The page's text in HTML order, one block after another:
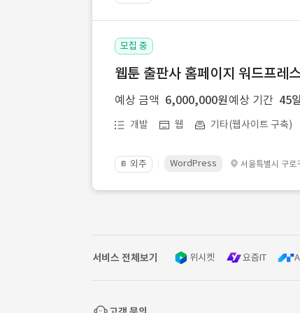
모집 중
웹툰 출판사 홈페이지 워드프레
예상 금액 6,000,000원 예상 기간 45일
개발 웹 기타(웹사이트 구축)
📔 외주 WordPress 서울특별시 구로
서비스 전체보기 위시켓 요즘IT